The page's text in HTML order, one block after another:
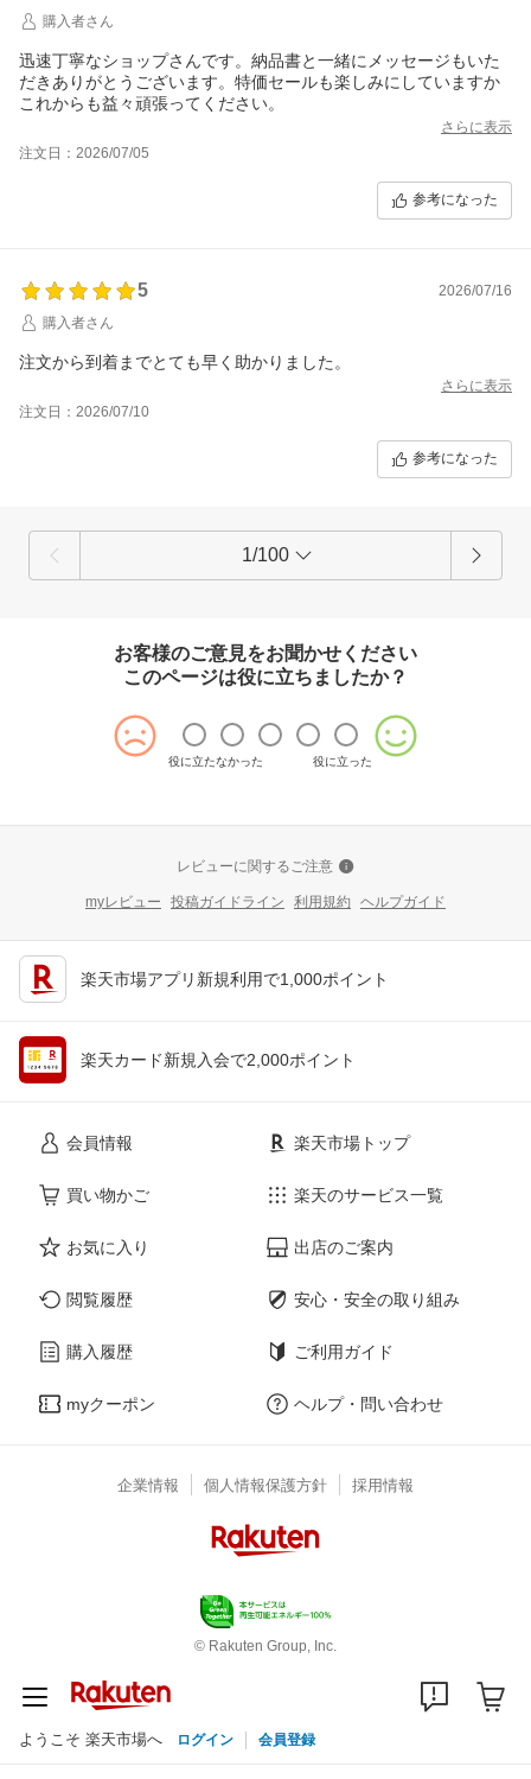
購入者さん
迅速丁寧なショップさんです。納品書と一緒にメッセージもいた
だきありがとうございます。特価セールも楽しみにしていますか
これからも益々頑張ってください。
さらに表示
注文日：2026/07/05
参考になった
5
2026/07/16
購入者さん
注文から到着までとても早く助かりました。
さらに表示
注文日：2026/07/10
参考になった
1/100
お客様のご意見をお聞かせください
このページは役に立ちましたか？
役に立たなかった 役に立った
レビューに関するご注意
myレビュー 投稿ガイドライン 利用規約 ヘルプガイド
楽天市場アプリ新規利用で1,000ポイント
楽天カード新規入会で2,000ポイント
会員情報
買い物かご
お気に入り
閲覧履歴
購入履歴
myクーポン
楽天市場トップ
楽天のサービス一覧
出店のご案内
安心・安全の取り組み
ご利用ガイド
ヘルプ・問い合わせ
企業情報 個人情報保護方針 採用情報
© Rakuten Group, Inc.
ようこそ 楽天市場へ ログイン 会員登録